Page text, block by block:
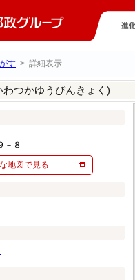
す > 詳細表示
わつかゆうびんきょく)
－８
地図で見る